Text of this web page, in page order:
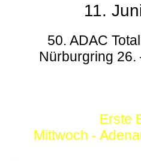
11.
50. ADAC
Nürburgring 26.
Erste
Mittwoch -